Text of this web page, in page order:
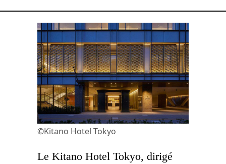
©Kitano Hotel Tokyo
Le Kitano Hotel Tokyo, dirigé